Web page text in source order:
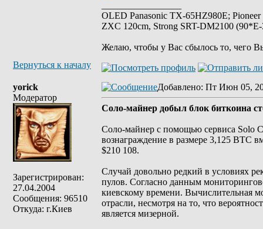
OLED Panasonic TX-65HZ980E;
ZXC 120cm, Strong SRT-DM2100
Желаю, чтобы у Вас сбылось то, чего
Вернуться к началу
yorick
Модератор
Зарегистрирован:
27.04.2004
Сообщения: 96510
Откуда: г.Киев
Добавлено: Пт Июн 05,
Соло-майнер добыл блок биткоина
Соло-майнер с помощью сервиса Solo
вознаграждение в размере 3,125 BTC
$210 108.
Случай довольно редкий в условиях
пулов. Согласно данным
киевскому времени. Вычислительная
отрасли, несмотря на то, что
является мизерной.